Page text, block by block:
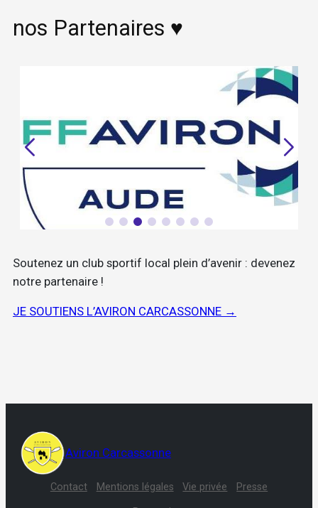
nos Partenaires ♥
Soutenez un club sportif local plein d’avenir : devenez
notre partenaire !
JE SOUTIENS L’AVIRON CARCASSONNE →
Aviron Carcassonne
Contact Mentions légales Vie privée Presse